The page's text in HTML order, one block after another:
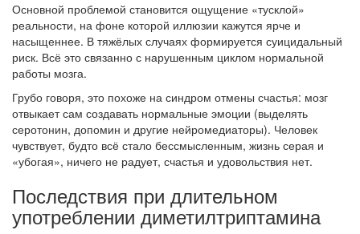
Основной проблемой становится ощущение «тусклой»
реальности, на фоне которой иллюзии кажутся ярче и
насыщеннее. В тяжёлых случаях формируется суицидальный
риск. Всё это связанно с нарушенным циклом нормальной
работы мозга.
Грубо говоря, это похоже на синдром отмены счастья: мозг
отвыкает сам создавать нормальные эмоции (выделять
серотонин, допомин и другие нейромедиаторы). Человек
чувствует, будто всё стало бессмысленным, жизнь серая и
«убогая», ничего не радует, счастья и удовольствия нет.
Последствия при длительном
употреблении диметилтриптамина